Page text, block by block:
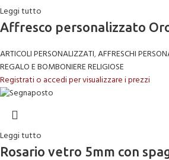
Leggi tutto
Affresco personalizzato
ARTICOLI PERSONALIZZATI,AFFRESCHI
REGALO E BOMBONIERE RELIGIOSE
Registrati o accedi per visualizzare i prezzi
Leggi tutto
Rosario vetro 5mm con